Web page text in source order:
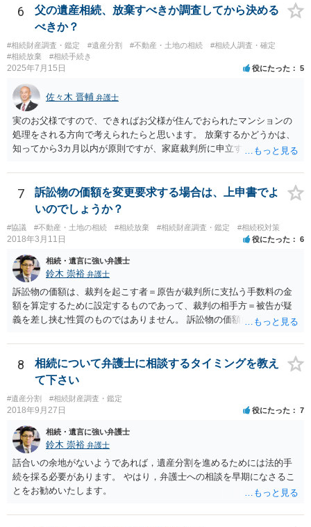
や目的も異なりますし、開示の内容も異なります。
6
父の遺産相続、放棄すべきか調査してから決める
べきか？
#相続財産調査・鑑定 #遺産分割 #不動産・土地の相続
#相続人調査・確定
#相続放棄
#相続手続き
2025年7月15日 役にたった 5
佐々木 晋輔 弁護士
実のお父様ですので、できればお父様が住んでおられたマンションの
処理をされる方向で考えられたらと思います。 放棄するかどうかは、
知ってから3カ月以内が原則ですが、家庭裁判所に申立すれば3カ月の
放棄するかどうか決めることができます。 銀行やサラ金が数年も放置
することはありませんので、数年後に借金が発見される可能性はほぼ
ありません。 なお、私が扱った相続放棄を検討していた案件で、期間
伸長して調査したところ、サラ金に対する過払金など相当な財産が見
つかったため相続したという事例がありました。
7
訴訟物の価額を変更要求する場合は、上申書でよ
いのでしょうか？
#協議 #不動産・土地の相続 #相続放棄 #相続財産調査・鑑定 #相続税対策
2018年3月11日 役にたった 6
相続・遺言に強い弁護士
鈴木 崇裕 弁護士
訴訟物の価額は、裁判を起こす者＝原告が裁判所に支払う手数料の金
額を算定するために設定するものであって、裁判の相手方＝被告が疑
義を差し挟む性質のものではありません。 訴訟物の価額自体が裁判の
したとしても、変更されることはありません。
8
相続について弁護士に相談するタイミングを教え
て下さい
#遺産分割 #相続財産調査・鑑定
2018年9月27日 役にたった 7
相続・遺言に強い弁護士
鈴木 崇裕 弁護士
話合いの余地がないようであれば，遺産分割を進めるためには法的手
続を採る必要があります。 やはり，弁護士への相談を早期になさるこ
とをお勧めいたします。